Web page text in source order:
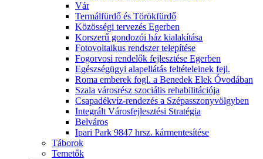
Vár
Termálfürdő és Törökfürdő
Közösségi tervezés Egerben
Korszerű gondozói ház kialakítása
Fotovoltaikus rendszer telepítése
Fogorvosi rendelők fejlesztése Egerben
Egészségügyi alapellátás feltételeinek fejl.
Roma emberek fogl. a Benedek Elek Óvodában
Szala városrész szociális rehabilitációja
Csapadékvíz-rendezés a Szépasszonyvölgyben
Integrált Városfejlesztési Stratégia
Belváros
Ipari Park 9847 hrsz. kármentesítése
Táborok
Temetők